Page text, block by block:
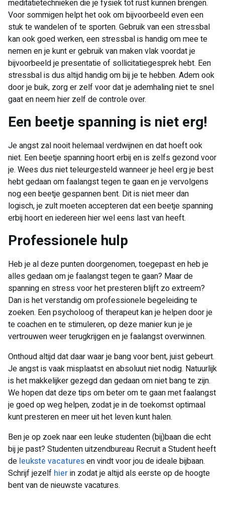
meditatietechnieken die je fysiek tot rust kunnen brengen.
Voor sommigen helpt het ook om bijvoorbeeld even een
stuk te wandelen of te sporten. Gebruik van een stressbal
kan ook goed werken, een stressbal is handig om mee te
nemen en je kunt er gebruik van maken vlak voordat je
bijvoorbeeld je presentatie of sollicitatiegesprek hebt. Een
stressbal is dus altijd handig om bij je te hebben. Adem ook
door je buik, zorg er zelf voor dat je ademhaling niet te snel
gaat en neem hier zelf de controle over.
Een beetje spanning is niet erg!
Je angst zal nooit helemaal verdwijnen en dat hoeft ook
niet. Een beetje spanning hoort erbij en is zelfs gezond voor
je. Wees dus niet teleurgesteld wanneer je heel erg je best
hebt gedaan om faalangst tegen te gaan en je vervolgens
nog een beetje gespannen bent. Dit is niet meer dan
logisch, je zult moeten accepteren dat een beetje spanning
erbij hoort en iedereen hier wel eens last van heeft.
Professionele hulp
Heb je al deze punten doorgenomen, toegepast en heb je
alles gedaan om je faalangst tegen te gaan? Maar de
spanning en stress voor het presteren blijft zo extreem?
Dan is het verstandig om professionele begeleiding te
zoeken. Een psycholoog of therapeut kan je helpen door je
te coachen en te stimuleren, op deze manier kun je je
vertrouwen weer terugkrijgen en je faalangst overwinnen.
Onthoud altijd dat daar waar je bang voor bent, juist gebeurt.
Je angst is vaak misplaatst en absoluut niet nodig. Natuurlijk
is het makkelijker gezegd dan gedaan om niet bang te zijn.
We hopen dat deze tips om beter om te gaan met faalangst
je goed op weg helpen, zodat je in de toekomst optimaal
kunt presteren en meer uit het leven kunt halen.
Ben je op zoek naar een leuke studenten (bij)baan die echt
bij je past? Studenten uitzendbureau Recruit a Student heeft
de leukste vacaturesen vindt voor jou de ideale bijbaan.
Schrijf jezelf hierin zodat je altijd als eerste op de hoogte
bent van de nieuwste vacatures.